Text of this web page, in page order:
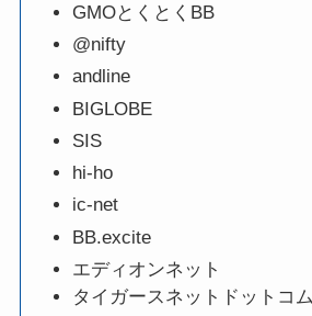
GMOとくとくBB
@nifty
andline
BIGLOBE
SIS
hi-ho
ic-net
BB.excite
エディオンネット
タイガースネットドットコム